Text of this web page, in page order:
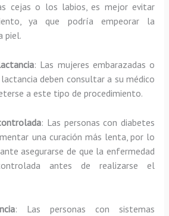
cejas o los labios, es mejor evitar
ya que podría empeorar la
piel.
: Las mujeres embarazadas o
deben consultar a su médico
a este tipo de procedimiento.
: Las personas con diabetes
una curación más lenta, por lo
asegurarse de que la enfermedad
antes de realizarse el
: Las personas con sistemas